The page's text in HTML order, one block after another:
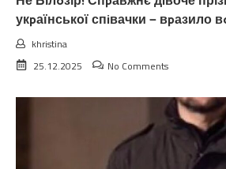
укpаїнської спiвачки — вpазило
khristina
25.12.2025
No Comments